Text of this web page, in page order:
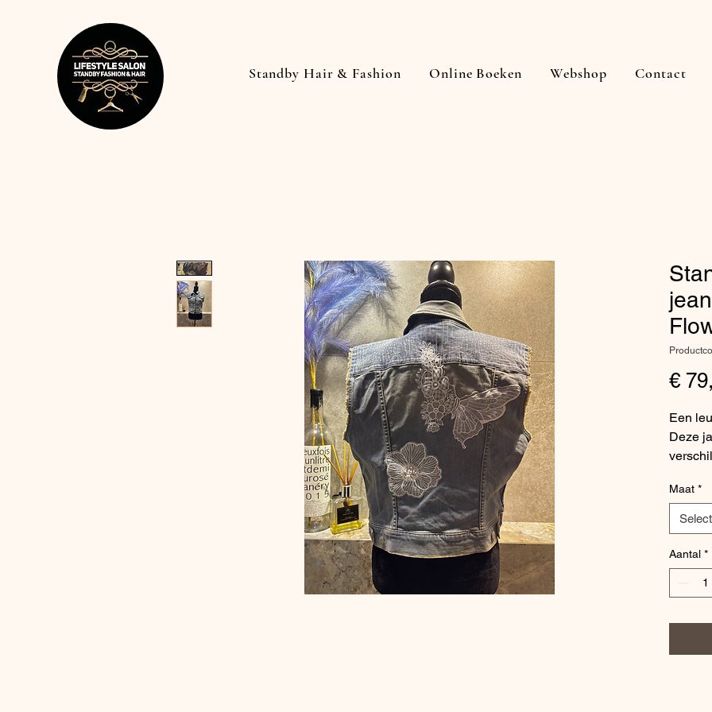
Standby Hair & Fashion Online Boeken Webshop Contact
€
Een
Deze
liefde
aan
Wees
Maat *
Aantal *